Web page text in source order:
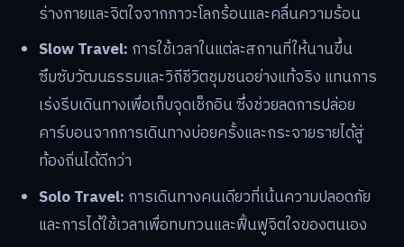
ร่างกายและจิตใจจากภาวะโลกร้อนและคลื่นความร้อน
Slow Travel: การใช้เวลาในแต่ละสถานที่ให้นานขึ้น
ซึมซับวัฒนธรรมและวิถีชีวิตชุมชนอย่างแท้จริง แทนการ
เร่งรีบเดินทางเพื่อเก็บจุดเช็กอิน ซึ่งช่วยลดการปล่อย
คาร์บอนจากการเดินทางบ่อยครั้งและกระจายรายได้สู่
ท้องถิ่นได้ดีกว่า
Solo Travel: การเดินทางคนเดียวที่เน้นความปลอดภัย
และการได้ใช้เวลาเพื่อทบทวนและฟื้นฟูจิตใจของตนเอง